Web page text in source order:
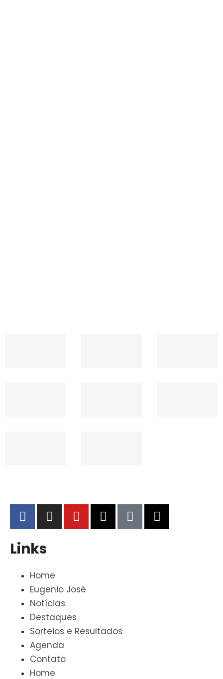
Links
Home
Eugenio José
Notícias
Destaques
Sorteios e Resultados
Agenda
Contato
Home